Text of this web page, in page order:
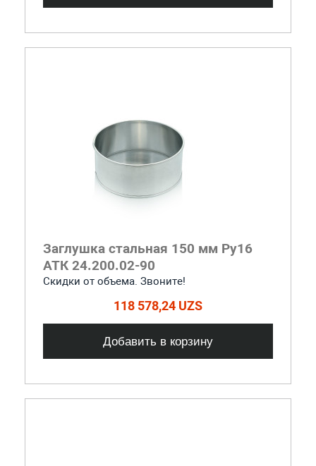
Заглушка стальная 150 мм Ру16
АТК 24.200.02-90
Скидки от объема. Звоните!
118 578,24 UZS
Добавить в корзину